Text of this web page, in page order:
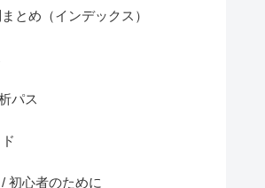
とめ（インデックス）
パス
初心者のために